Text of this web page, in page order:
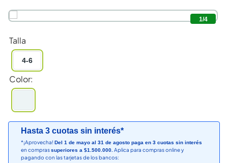
1/4
Talla
4-6
Color:
Hasta 3 cuotas sin interés*
*¡Aprovecha! Del 1 de mayo al 31 de agosto paga en 3 cuotas sin interés
en comprassuperiores a $1.500.000. Aplica para compras online y
pagando con las tarjetas de los bancos: